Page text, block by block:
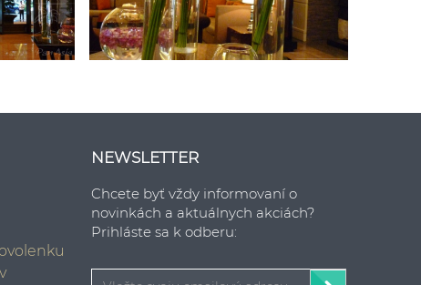
NEWSLETTER
Chcete byť vždy informovaní o
novinkách a aktuálnych akciách?
Prihláste sa k odberu: